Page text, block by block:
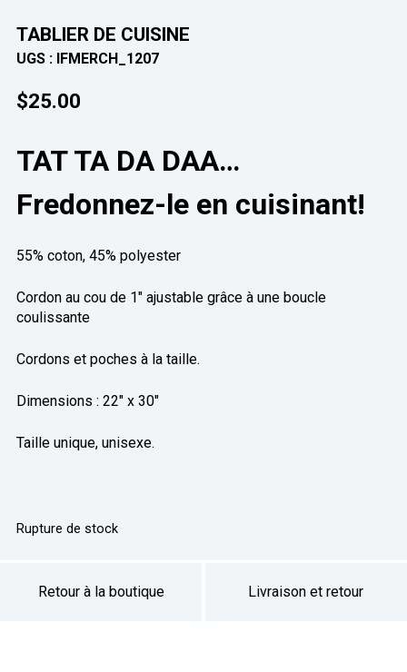
TABLIER DE CUISINE
UGS : IFMERCH_1207
$25.00
TAT TA DA DAA…
Fredonnez-le en cuisinant!
55% coton, 45% polyester
Cordon au cou de 1″ ajustable grâce à une boucle
coulissante
Cordons et poches à la taille.
Dimensions : 22″ x 30″
Taille unique, unisexe.
Rupture de stock
Retour à la boutique Livraison et retour